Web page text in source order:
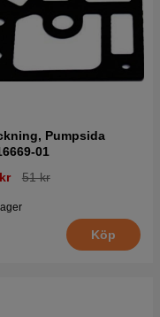
Pumpsida
01
51 kr
lager
Köp